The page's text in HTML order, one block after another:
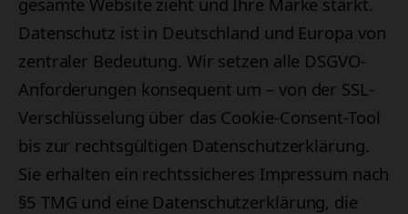
Datenschutz ist in Deutschland und Europa von
zentraler Bedeutung. Wir setzen alle DSGVO-
Anforderungen konsequent um – von der SSL-
Verschlüsselung über das Cookie-Consent-Tool
bis zur rechtsgültigen Datenschutzerklärung.
Sie erhalten ein rechtssicheres Impressum nach
§5 TMG und eine Datenschutzerklärung, die